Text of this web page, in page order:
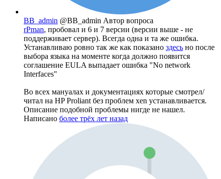
BB_admin @BB_admin Автор вопроса
rPman, пробовал и 6 и 7 версии (версии выше - не
поддерживает сервер). Всегда одна и та же ошибка.
Устанавливаю ровно так же как показано здесь но после
выбора языка на моменте когда должно появится
соглашение EULA выпадает ошибка "No network
Interfaces"
Во всех мануалах и документациях которые смотрел/
читал на HP Proliant без проблем xen устанавливается.
Описание подобной проблемы нигде не нашел.
Написано более трёх лет назад